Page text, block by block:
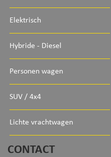
Elektrisch
Hybride - Diesel
Personen wagen
SUV / 4x4
Lichte vrachtwagen
CONTACT